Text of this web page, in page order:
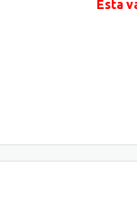
Esta